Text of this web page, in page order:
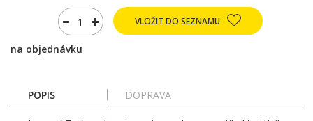
POPIS DOPRAVA
VLOŽIT DO SEZNAMU
na objednávku